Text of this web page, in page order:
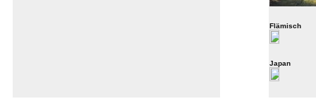
Flämisch
Japan